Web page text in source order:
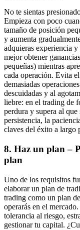
No te sientas
Empieza con poco
tamaño de posición
y aumenta
adquieras experiencia
mejor obtener
pequeñas) mientras
cada operación. Evita
demasiadas
descuidadas y al
liebre: en el trading de
perdura y supera al
persistencia, la
claves del éxito a largo
8. Haz un plan –
plan
Uno de los requisitos
elaborar un plan de
trading como un plan
operarás en el
tolerancia al riesgo,
gestionar tu capital.